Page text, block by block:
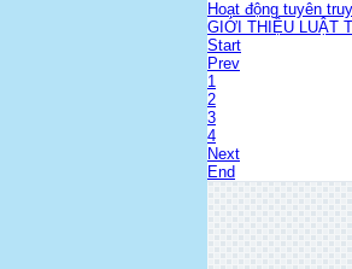
Hoạt động tuyên
GIỚI THIỆU LUẬT
Start
Prev
1
2
3
4
Next
End